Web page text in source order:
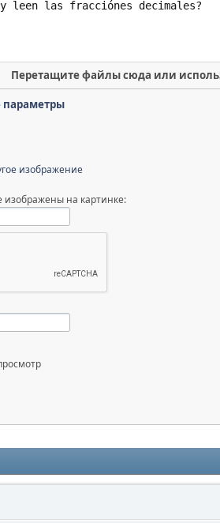
Перетащите файлы сюда или
параметры
изображение
изображены на картинке: